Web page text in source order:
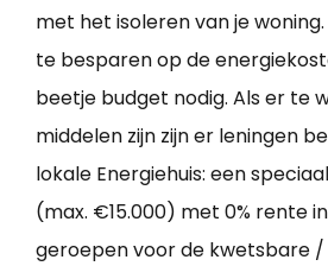
met het isoleren van je
te besparen op de
beetje budget nodig. Als er te
middelen zijn zijn er leningen
lokale Energiehuis: een
(max. €15.000) met 0% rente
geroepen voor de kwetsbare